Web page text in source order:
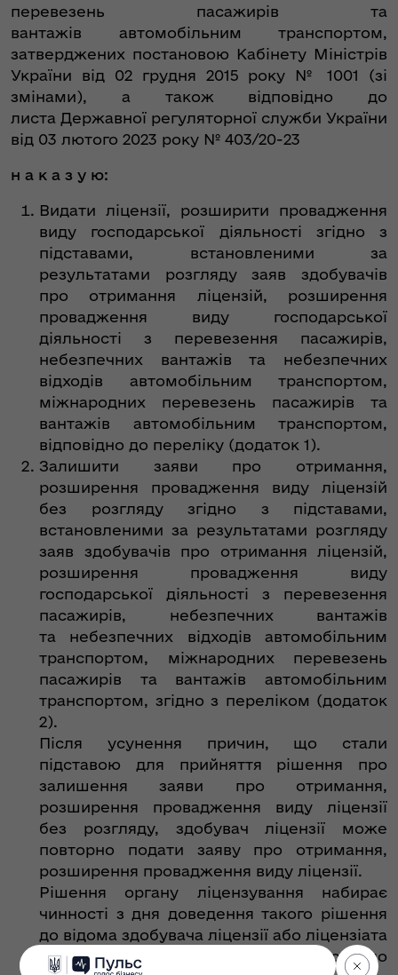
перевезень пасажирів та
вантажів автомобільним транспортом,
затверджених постановою Кабінету Міністрів
України від 02 грудня 2015 року № 1001 (зі
змінами), а також відповідно до
листа Державної регуляторної служби України
від 03 лютого 2023 року № 403/20-23
н а к а з у ю:
Видати ліцензії, розширити провадження
виду господарської діяльності згідно з
підставами, встановленими за
результатами розгляду заяв здобувачів
про отримання ліцензій, розширення
провадження виду господарської
діяльності з перевезення пасажирів,
небезпечних вантажів та небезпечних
відходів автомобільним транспортом,
міжнародних перевезень пасажирів та
вантажів автомобільним транспортом,
відповідно до переліку (додаток 1).
Залишити заяви про отримання,
розширення провадження виду ліцензій
без розгляду згідно з підставами,
встановленими за результатами розгляду
заяв здобувачів про отримання ліцензій,
розширення провадження виду
господарської діяльності з перевезення
пасажирів, небезпечних вантажів
та небезпечних відходів автомобільним
транспортом, міжнародних перевезень
пасажирів та вантажів автомобільним
транспортом, згідно з переліком (додаток
2).
Після усунення причин, що стали
підставою для прийняття рішення про
залишення заяви про отримання,
розширення провадження виду ліцензії
без розгляду, здобувач ліцензії може
повторно подати заяву про отримання,
розширення провадження виду ліцензії.
Рішення органу ліцензування набирає
чинності з дня доведення такого рішення
до відома здобувача ліцензії або ліцензіата
шляхом несення запису про нього до